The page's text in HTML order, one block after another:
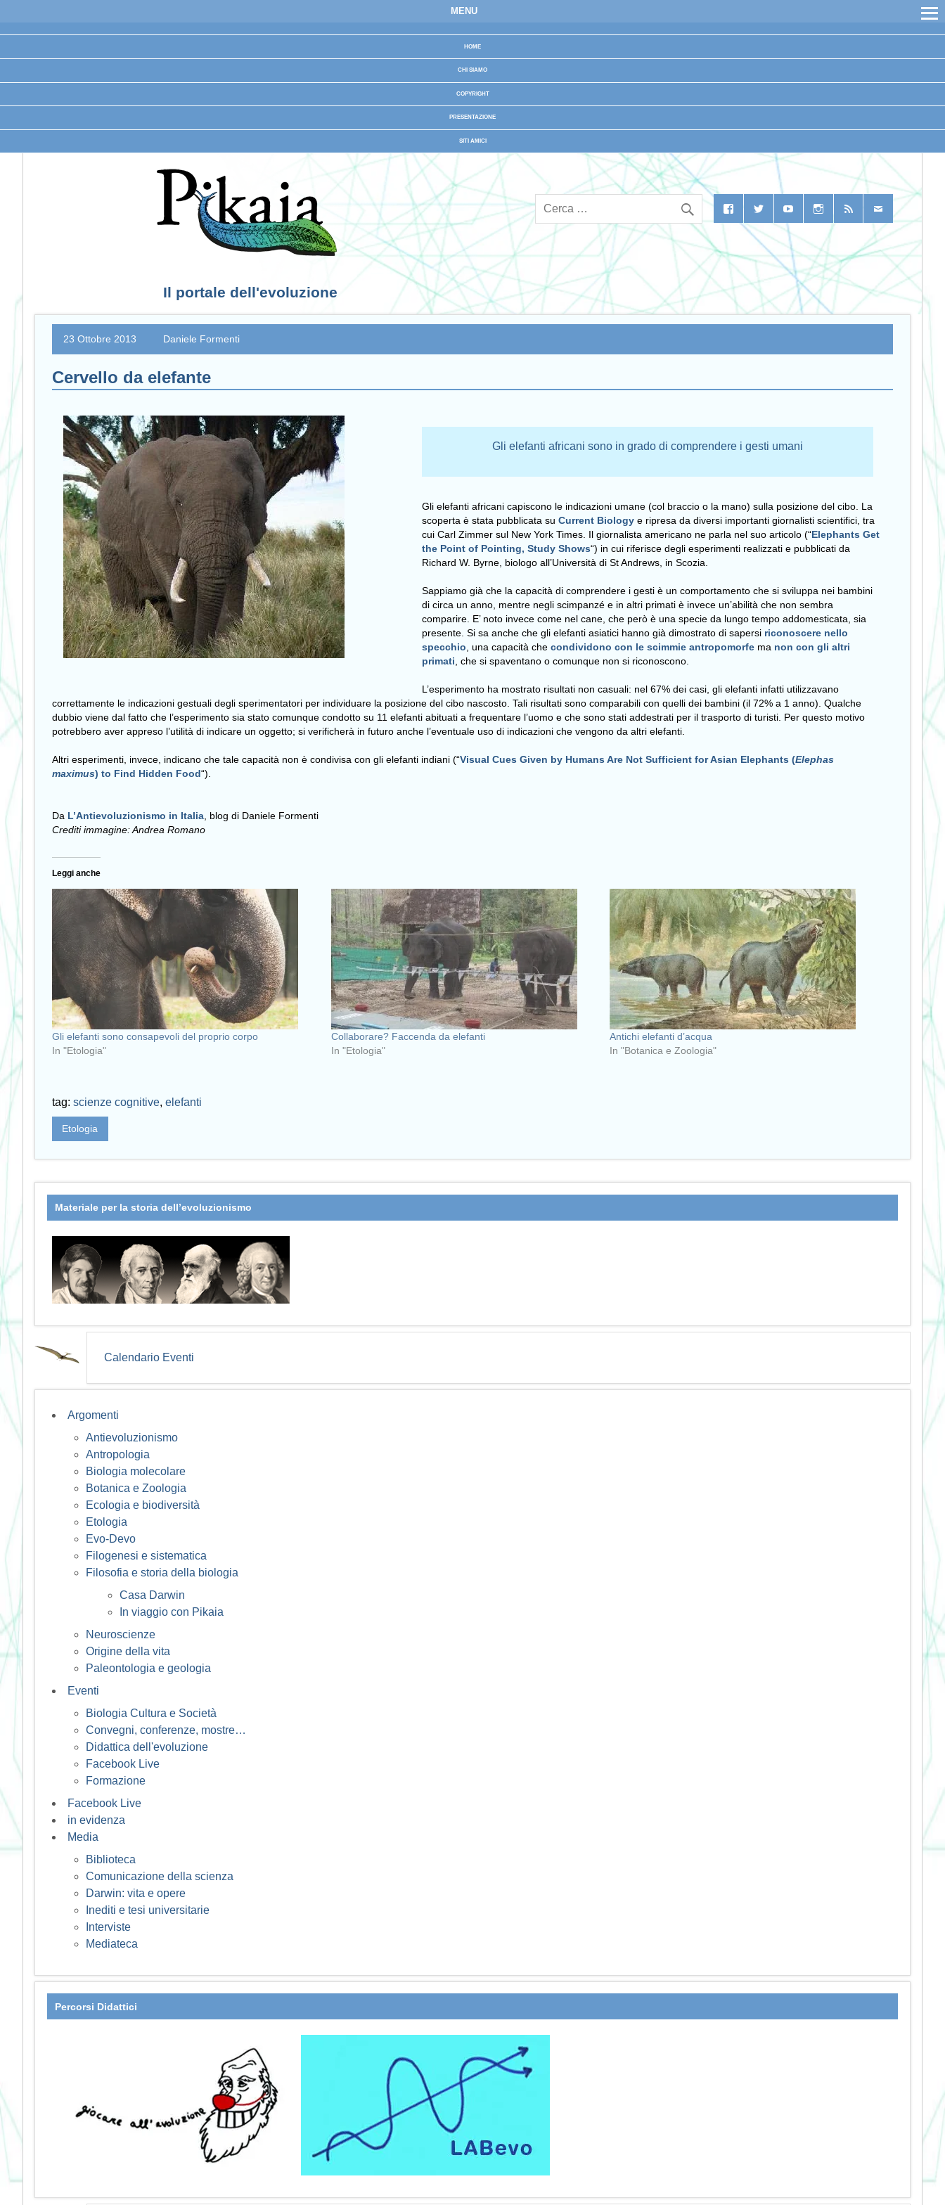
MENU
HOME
CHI SIAMO
COPYRIGHT
PRESENTAZIONE
SITI AMICI
Il portale dell'evoluzione
23 Ottobre 2013 Daniele Formenti
Cervello da elefante
Gli elefanti africani sono in grado di comprendere i gesti umani
Gli elefanti africani capiscono le indicazioni umane (col braccio o la mano) sulla posizione del cibo. La
scoperta è stata pubblicata suCurrent Biologye ripresa da diversi importanti giornalisti scientifici, tra
cui Carl Zimmer sul New York Times. Il giornalista americano ne parla nel suo articolo (“Elephants Get
the Point of Pointing, Study Shows“) in cui riferisce degli esperimenti realizzati e pubblicati da
Richard W. Byrne, biologo all’Università di St Andrews, in Scozia.
Sappiamo già che la capacità di comprendere i gesti è un comportamento che si sviluppa nei bambini
di circa un anno, mentre negli scimpanzé e in altri primati è invece un’abilità che non sembra
comparire. E’ noto invece come nel cane, che però è una specie da lungo tempo addomesticata, sia
presente. Si sa anche che gli elefanti asiatici hanno già dimostrato di sapersi riconoscere nello
specchio , una capacità checondividono con le scimmie antropomorfe ma non con gli altri
primati , che si spaventano o comunque non si riconoscono.
L’esperimento ha mostrato risultati non casuali: nel 67% dei casi, gli elefanti infatti utilizzavano
correttamente le indicazioni gestuali degli sperimentatori per individuare la posizione del cibo nascosto. Tali risultati sono comparabili con quelli dei bambini (il 72% a 1 anno). Qualche
dubbio viene dal fatto che l’esperimento sia stato comunque condotto su 11 elefanti abituati a frequentare l’uomo e che sono stati addestrati per il trasporto di turisti. Per questo motivo
potrebbero aver appreso l’utilità di indicare un oggetto; si verificherà in futuro anche l’eventuale uso di indicazioni che vengono da altri elefanti.
Altri esperimenti, invece, indicano che tale capacità non è condivisa con gli elefanti indiani (“Visual Cues Given by Humans Are Not Sufficient for Asian Elephants (Elephas
maximus) to Find Hidden Food“).
Da L’Antievoluzionismo in Italia , blog di Daniele Formenti
Crediti immagine: Andrea Romano
Leggi anche
Gli elefanti sono consapevoli del proprio corpo
In "Etologia"
Collaborare? Faccenda da elefanti
In "Etologia"
Antichi elefanti d’acqua
In "Botanica e Zoologia"
tag: scienze cognitive, elefanti
Etologia
Materiale per la storia dell’evoluzionismo
Calendario Eventi
Argomenti
Antievoluzionismo
Antropologia
Biologia molecolare
Botanica e Zoologia
Ecologia e biodiversità
Etologia
Evo-Devo
Filogenesi e sistematica
Filosofia e storia della biologia
Casa Darwin
In viaggio con Pikaia
Neuroscienze
Origine della vita
Paleontologia e geologia
Eventi
Biologia Cultura e Società
Convegni, conferenze, mostre…
Didattica dell'evoluzione
Facebook Live
Formazione
Facebook Live
in evidenza
Media
Biblioteca
Comunicazione della scienza
Darwin: vita e opere
Inediti e tesi universitarie
Interviste
Mediateca
Percorsi Didattici